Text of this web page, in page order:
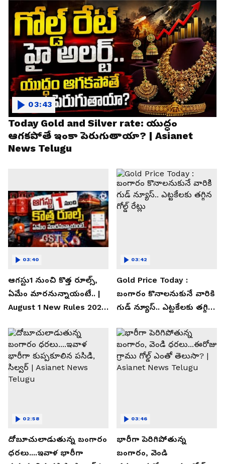
Today Gold and Silver rate: యుద్ధం
ఆగకపోతే ఇంకా పెరుగుతాయా? | Asianet
News Telugu
03:43
ఆగస్టు1 నుంచి కొత్త రూల్స్,
ఏమేం మారనున్నాయంటే.. |
August 1 New Rules 2026
03:40
Gold Price Today :
బంగారం కొనాలనుకునే వారికి
గుడ్ న్యూస్.. ఎట్టకేలకు తగ్గిన
03:42
దోబూచులాడుతున్న బంగారం
ధరలు....ఇవాళ భారీగా
02:58
భారీగా పెరిగిపోతున్న
బంగారం, వెండి
03:46